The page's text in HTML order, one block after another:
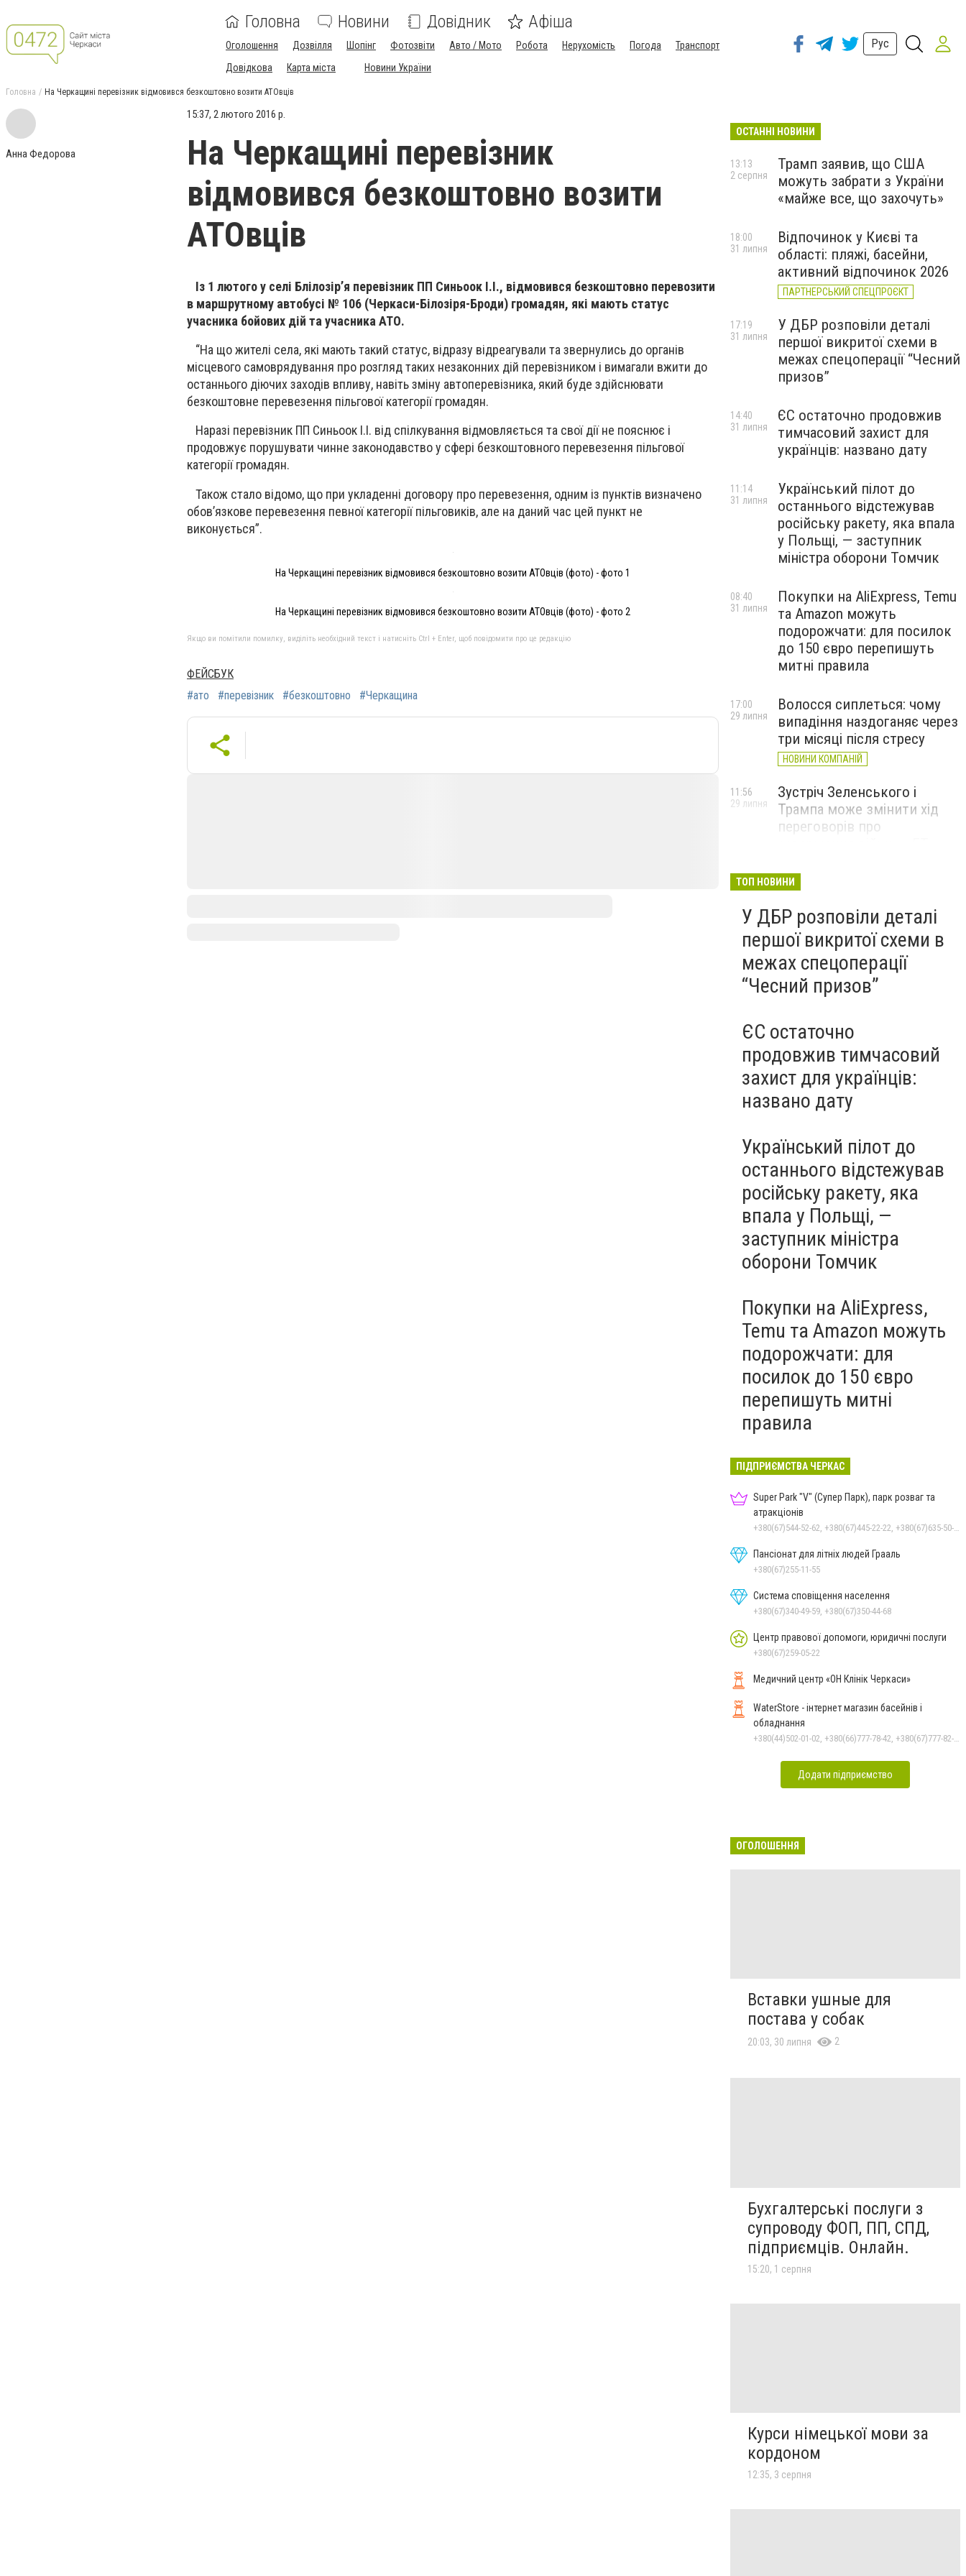
Головна Новини Довідник Афіша
Оголошення Дозвілля Шопінг Фотозвіти Авто / Мото Робота Нерухомість Погода
Транспорт
Довідкова
Карта міста Новини України
Рус
Головна На Черкащині перевізник відмовився безкоштовно возити АТОвців
Анна Федорова
15:37, 2 лютого 2016 р.
На Черкащині перевізник
відмовився безкоштовно возити
АТОвців
Із 1 лютого у селі Блілозір’я перевізник ПП Синьоок І.І., відмовився безкоштовно перевозити
в маршрутному автобусі № 106 (Черкаси-Білозіря-Броди) громадян, які мають статус
учасника бойових дій та учасника АТО.
“На що жителі села, які мають такий статус, відразу відреагували та звернулись до органів
місцевого самоврядування про розгляд таких незаконних дій перевізником і вимагали вжити до
останнього діючих заходів впливу, навіть зміну автоперевізника, який буде здійснювати
безкоштовне перевезення пільгової категорії громадян.
Наразі перевізник ПП Синьоок І.І. від спілкування відмовляється та свої дії не пояснює і
продовжує порушувати чинне законодавство у сфері безкоштовного перевезення пільгової
категорії громадян.
Також стало відомо, що при укладенні договору про перевезення, одним із пунктів визначено
обов’язкове перевезення певної категорії пільговиків, але на даний час цей пункт не
виконується”.
На Черкащині перевізник відмовився безкоштовно возити АТОвців (фото) - фото 1
На Черкащині перевізник відмовився безкоштовно возити АТОвців (фото) - фото 2
Якщо ви помітили помилку, виділіть необхідний текст і натисніть Ctrl + Enter, щоб повідомити про це редакцію
ФЕЙСБУК
#ато
#перевізник #безкоштовно #Черкащина
ОСТАННІ НОВИНИ
Трамп заявив, що США
можуть забрати з України
«майже все, що захочуть»
13:13
2 серпня
Відпочинок у Києві та
області: пляжі, басейни,
активний відпочинок 2026
ПАРТНЕРСЬКИЙ СПЕЦПРОЄКТ
18:00
31 липня
У ДБР розповіли деталі
першої викритої схеми в
межах спецоперації “Чесний
призов”
17:19
31 липня
ЄС остаточно продовжив
тимчасовий захист для
українців: названо дату
14:40
31 липня
Український пілот до
останнього відстежував
російську ракету, яка впала
у Польщі, — заступник
міністра оборони Томчик
11:14
31 липня
Покупки на AliExpress, Temu
та Amazon можуть
подорожчати: для посилок
до 150 євро перепишуть
митні правила
08:40
31 липня
Волосся сиплеться: чому
випадіння наздоганяє через
три місяці після стресу
НОВИНИ КОМПАНІЙ
17:00
29 липня
Зустріч Зеленського і
Трампа може змінити хід
переговорів про
11:56
29 липня
ТОП НОВИНИ
У ДБР розповіли деталі
першої викритої схеми в
межах спецоперації
“Чесний призов”
ЄС остаточно
продовжив тимчасовий
захист для українців:
названо дату
Український пілот до
останнього відстежував
російську ракету, яка
впала у Польщі, —
заступник міністра
оборони Томчик
Покупки на AliExpress,
Temu та Amazon можуть
подорожчати: для
посилок до 150 євро
перепишуть митні
правила
ПІДПРИЄМСТВА ЧЕРКАС
Super Park "V" (Супер Парк), парк розваг та
атракціонів
+380(67)544-52-62, +380(67)445-22-22, +380(67)635-50-50
Пансіонат для літніх людей Грааль
+380(67)255-11-55
Система сповіщення населення
+380(67)340-49-59, +380(67)350-44-68
Центр правової допомоги, юридичні послуги
+380(67)259-05-22
Медичний центр «ОН Клінік Черкаси»
WaterStore - інтернет магазин басейнів і
обладнання
+380(44)502-01-02, +380(66)777-78-42, +380(67)777-82-19, +380(67)890-80-80, +380(73)890-80-80, +380(44)502-01-03
Додати підприємство
ОГОЛОШЕННЯ
Вставки ушные для
постава у собак
20:03, 30 липня 2
Бухгалтерські послуги з
супроводу ФОП, ПП, СПД,
підприємців. Онлайн.
15:20, 1 серпня
Курси німецької мови за
кордоном
12:35, 3 серпня